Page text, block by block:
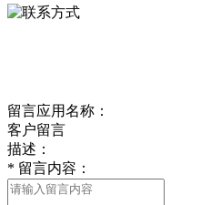
留言应用名称：
客户留言
描述：
* 留言内容：